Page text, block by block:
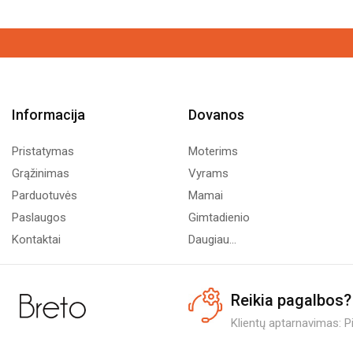
Informacija
Pristatymas
Grąžinimas
Parduotuvės
Paslaugos
Kontaktai
Dovanos
Moterims
Vyrams
Mamai
Gimtadienio
Daugiau...
Reikia pagalbos?
Klientų aptarnavimas: